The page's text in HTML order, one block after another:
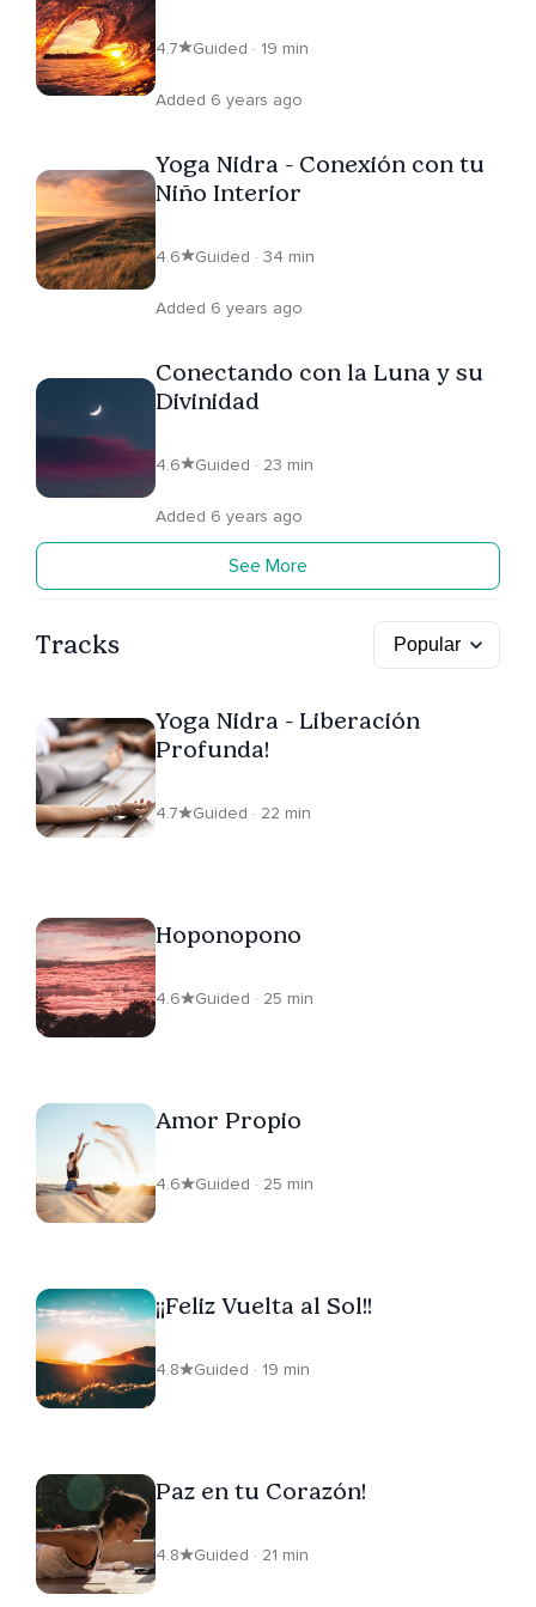
4.7 Guided · 19 min
Added 6 years ago
Yoga Nidra - Conexión con tu
Niño Interior
4.6 Guided · 34 min
Added 6 years ago
Conectando con la Luna y su
Divinidad
4.6 Guided · 23 min
Added 6 years ago
See More
Tracks
Yoga Nidra - Liberación
Profunda!
4.7 Guided · 22 min
Hoponopono
4.6 Guided · 25 min
Amor Propio
4.6 Guided · 25 min
¡¡Feliz Vuelta al Sol!!
4.8 Guided · 19 min
Paz en tu Corazón!
4.8 Guided · 21 min